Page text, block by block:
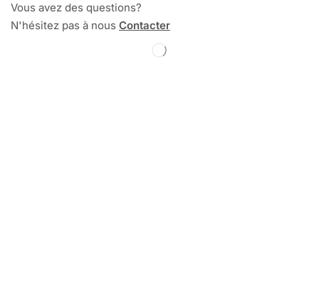
Vous avez des questions?
N'hésitez pas à nous Contacter